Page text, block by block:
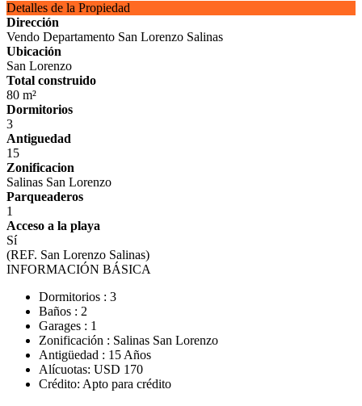
Detalles de la Propiedad
Dirección
Vendo Departamento San Lorenzo Salinas
Ubicación
San Lorenzo
Total construido
80 m²
Dormitorios
3
Antiguedad
15
Zonificacion
Salinas San Lorenzo
Parqueaderos
1
Acceso a la playa
Sí
(REF. San Lorenzo Salinas)
INFORMACIÓN BÁSICA
Dormitorios : 3
Baños : 2
Garages : 1
Zonificación : Salinas San Lorenzo
Antigüedad : 15 Años
Alícuotas: USD 170
Crédito: Apto para crédito